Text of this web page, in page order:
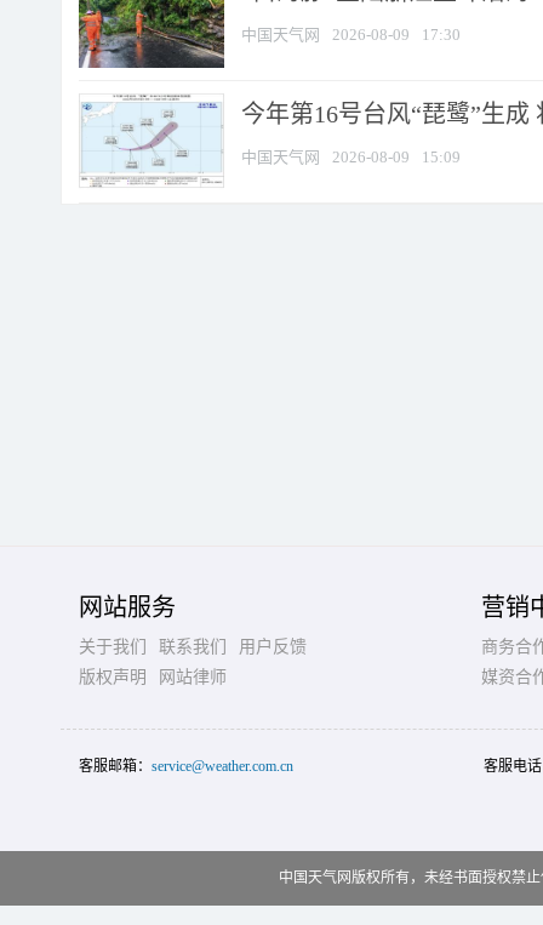
中国天气网 2026-08-09 17:30
今年第16号台风“琵鹭”生
中国天气网 2026-08-09 15:09
网站服务
关于我们 联系我们
用户反馈
版权声明
网站律师
营销
商务合
媒资合
客服邮箱： service@weather.com.cn 客服电
中国天气网版权所有，未经书面授权